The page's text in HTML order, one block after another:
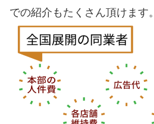
での紹介もたくさん頂けます。